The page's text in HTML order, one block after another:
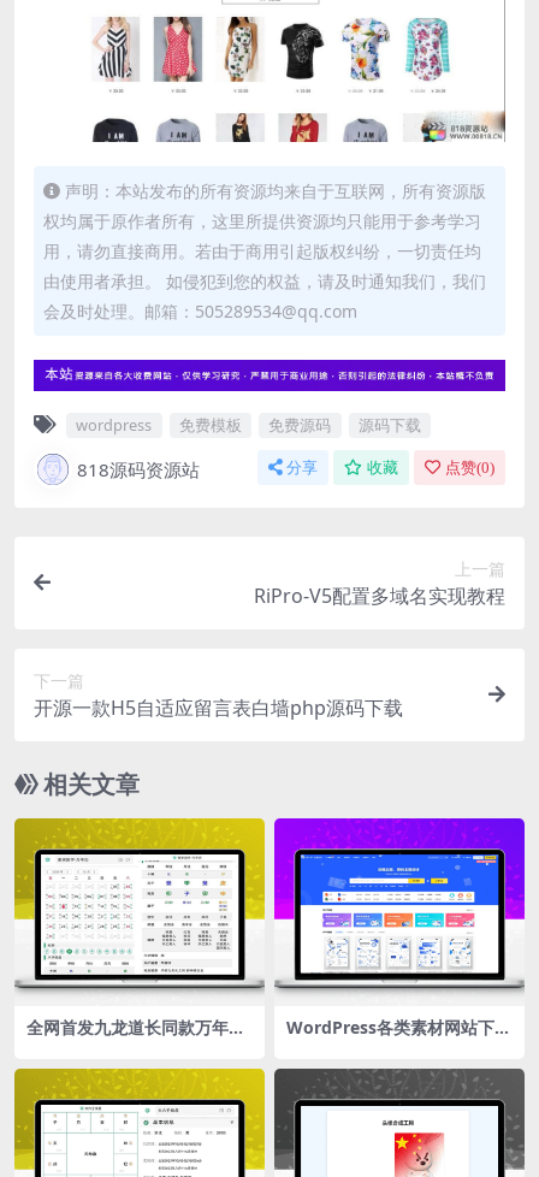
声明：本站发布的所有资源均来自于互联网，所有资源版
权均属于原作者所有，这里所提供资源均只能用于参考学习
用，请勿直接商用。若由于商用引起版权纠纷，一切责任均
由使用者承担。 如侵犯到您的权益，请及时通知我们，我们
会及时处理。邮箱：505289534@qq.com
wordpress 免费模板 免费源码 源码下载
818源码资源站 分享 收藏 点赞(0)
上一篇
RiPro-V5配置多域名实现教程
下一篇
开源一款H5自适应留言表白墙php源码下载
相关文章
全网首发九龙道长同款万年历
WordPress各类素材网站下载